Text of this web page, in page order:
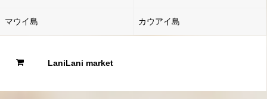
マウイ島 カウアイ島
LaniLani market